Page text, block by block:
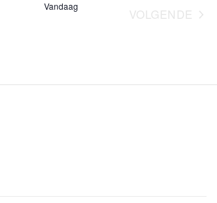
Vandaag
VOLGENDE